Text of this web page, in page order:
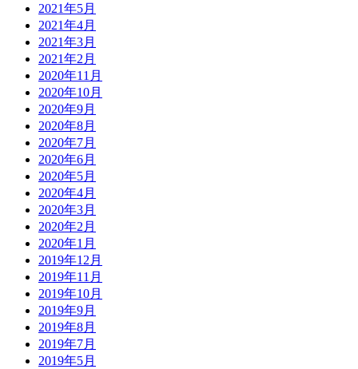
2021年5月
2021年4月
2021年3月
2021年2月
2020年11月
2020年10月
2020年9月
2020年8月
2020年7月
2020年6月
2020年5月
2020年4月
2020年3月
2020年2月
2020年1月
2019年12月
2019年11月
2019年10月
2019年9月
2019年8月
2019年7月
2019年5月